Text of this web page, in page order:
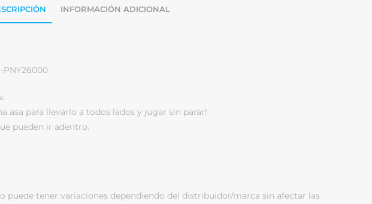
INFORMACIÓN ADICIONAL
PNY26000
asa para llevarlo a todos lados y jugar sin parar!
pueden ir adentro.
puede tener variaciones dependiendo del distribuidor/marca sin afectar las